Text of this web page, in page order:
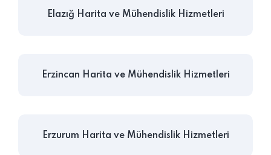
Elazığ Harita ve Mühendislik Hizmetleri
Erzincan Harita ve Mühendislik Hizmetleri
Erzurum Harita ve Mühendislik Hizmetleri